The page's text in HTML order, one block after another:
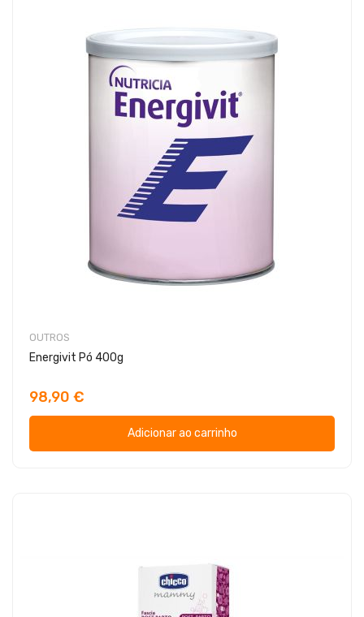
OUTROS
Energivit Pó 400g
98,90 €
Adicionar ao carrinho